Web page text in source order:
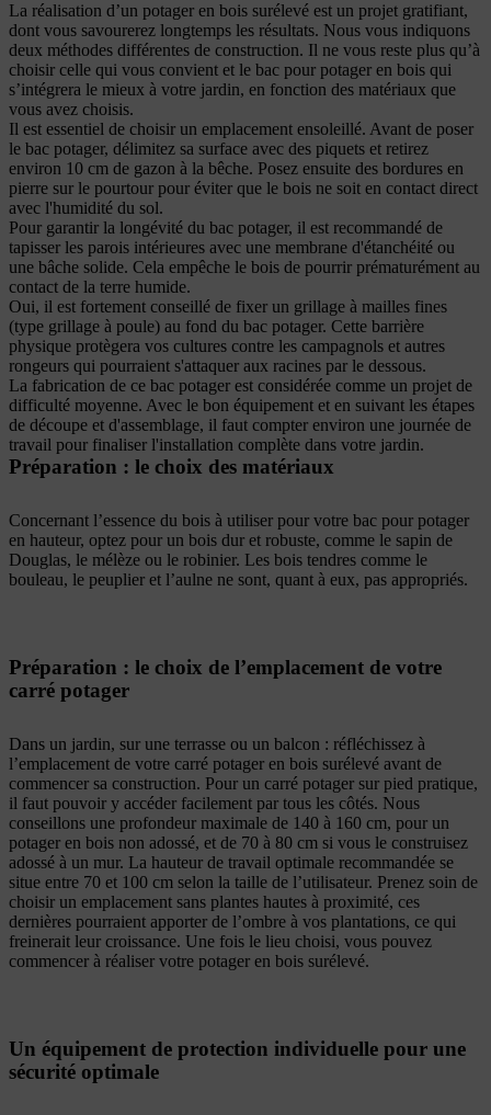
La réalisation d’un potager en bois surélevé est un projet gratifiant,
dont vous savourerez longtemps les résultats. Nous vous indiquons
deux méthodes différentes de construction. Il ne vous reste plus qu’à
choisir celle qui vous convient et le bac pour potager en bois qui
s’intégrera le mieux à votre jardin, en fonction des matériaux que
vous avez choisis.
Il est essentiel de choisir un emplacement ensoleillé. Avant de poser
le bac potager, délimitez sa surface avec des piquets et retirez
environ 10 cm de gazon à la bêche. Posez ensuite des bordures en
pierre sur le pourtour pour éviter que le bois ne soit en contact direct
avec l'humidité du sol.
Pour garantir la longévité du bac potager, il est recommandé de
tapisser les parois intérieures avec une membrane d'étanchéité ou
une bâche solide. Cela empêche le bois de pourrir prématurément au
contact de la terre humide.
Oui, il est fortement conseillé de fixer un grillage à mailles fines
(type grillage à poule) au fond du bac potager. Cette barrière
physique protègera vos cultures contre les campagnols et autres
rongeurs qui pourraient s'attaquer aux racines par le dessous.
La fabrication de ce bac potager est considérée comme un projet de
difficulté moyenne. Avec le bon équipement et en suivant les étapes
de découpe et d'assemblage, il faut compter environ une journée de
travail pour finaliser l'installation complète dans votre jardin.
Préparation : le choix des matériaux
Concernant l’essence du bois à utiliser pour votre bac pour potager
en hauteur, optez pour un bois dur et robuste, comme le sapin de
Douglas, le mélèze ou le robinier. Les bois tendres comme le
bouleau, le peuplier et l’aulne ne sont, quant à eux, pas appropriés.
Préparation : le choix de l’emplacement de votre
carré potager
Dans un jardin, sur une terrasse ou un balcon : réfléchissez à
l’emplacement de votre carré potager en bois surélevé avant de
commencer sa construction. Pour un carré potager sur pied pratique,
il faut pouvoir y accéder facilement par tous les côtés. Nous
conseillons une profondeur maximale de 140 à 160 cm, pour un
potager en bois non adossé, et de 70 à 80 cm si vous le construisez
adossé à un mur. La hauteur de travail optimale recommandée se
situe entre 70 et 100 cm selon la taille de l’utilisateur. Prenez soin de
choisir un emplacement sans plantes hautes à proximité, ces
dernières pourraient apporter de l’ombre à vos plantations, ce qui
freinerait leur croissance. Une fois le lieu choisi, vous pouvez
commencer à réaliser votre potager en bois surélevé.
Un équipement de protection individuelle pour une
sécurité optimale